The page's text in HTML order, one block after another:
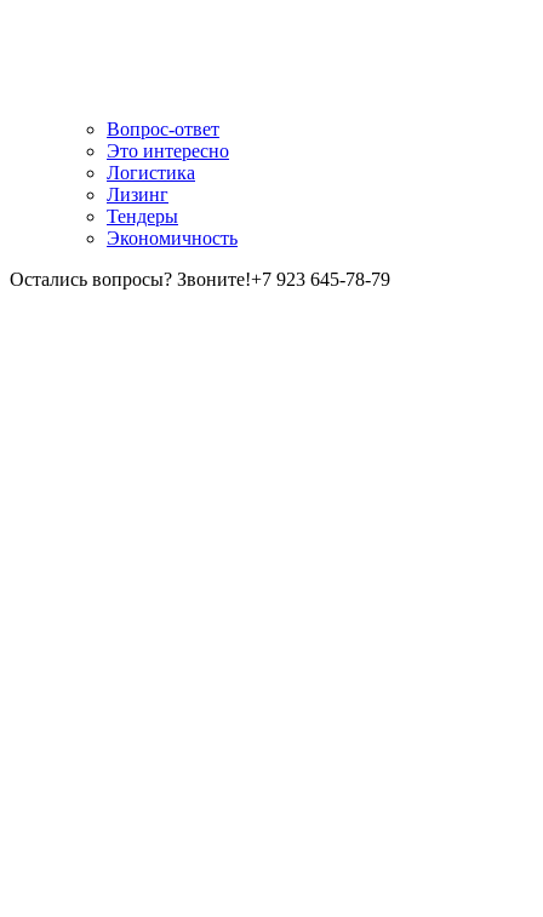
Вопрос-ответ
Это интересно
Логистика
Лизинг
Тендеры
Экономичность
Остались вопросы? Звоните!+7 923 645-78-79